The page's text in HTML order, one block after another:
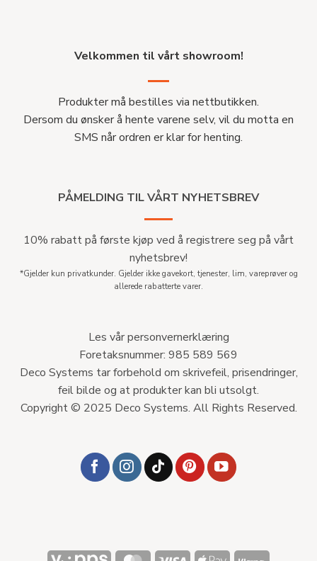
Velkommen til vårt showroom!
Produkter må bestilles via nettbutikken.
Dersom du ønsker å hente varene selv, vil du motta en
SMS når ordren er klar for henting.
PÅMELDING TIL VÅRT NYHETSBREV
10% rabatt på første kjøp ved å registrere seg på vårt
nyhetsbrev!
*Gjelder kun privatkunder. Gjelder ikke gavekort, tjenester, lim, vareprøver og
allerede rabatterte varer.
Les vår personvernerklæring
Foretaksnummer: 985 589 569
Deco Systems tar forbehold om skrivefeil, prisendringer,
feil bilde og at produkter kan bli utsolgt.
Copyright © 2025 Deco Systems. All Rights Reserved.